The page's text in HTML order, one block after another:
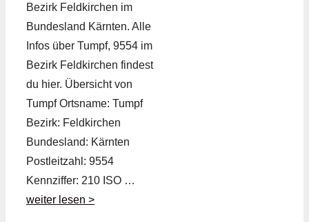
Bezirk Feldkirchen im
Bundesland Kärnten. Alle
Infos über Tumpf, 9554 im
Bezirk Feldkirchen findest
du hier. Übersicht von
Tumpf Ortsname: Tumpf
Bezirk: Feldkirchen
Bundesland: Kärnten
Postleitzahl: 9554
Kennziffer: 210 ISO …
weiter lesen >